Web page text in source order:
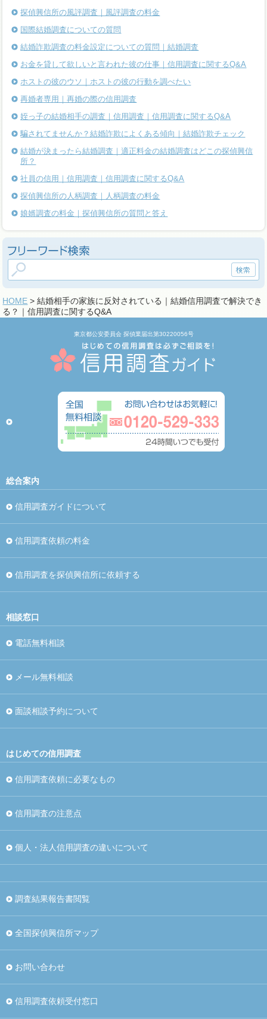
探偵興信所の風評調査｜風評調査の料金
国際結婚調査についての質問
結婚詐欺調査の料金設定についての質問｜結婚調査
お金を貸して欲しいと言われた彼の仕事｜信用調査に関するQ&A
ホストの彼のウソ｜ホストの彼の行動を調べたい
再婚者専用｜再婚の際の信用調査
姪っ子の結婚相手の調査｜信用調査｜信用調査に関するQ&A
騙されてませんか？結婚詐欺によくある傾向｜結婚詐欺チェック
結婚が決まったら結婚調査｜適正料金の結婚調査はどこの探偵興信
所？
社員の信用｜信用調査｜信用調査に関するQ&A
探偵興信所の人柄調査｜人柄調査の料金
娘婿調査の料金｜探偵興信所の質問と答え
HOME > 結婚相手の家族に反対されている｜結婚信用調査で解決でき
る？｜信用調査に関するQ&A
東京都公安委員会 探偵業届出第30220056号
総合案内
信用調査ガイドについて
信用調査依頼の料金
信用調査を探偵興信所に依頼する
相談窓口
電話無料相談
メール無料相談
面談相談予約について
はじめての信用調査
信用調査依頼に必要なもの
信用調査の注意点
個人・法人信用調査の違いについて
調査結果報告書閲覧
全国探偵興信所マップ
お問い合わせ
信用調査依頼受付窓口